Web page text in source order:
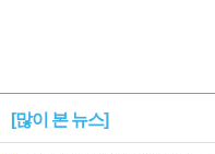
[많이 본 뉴스]